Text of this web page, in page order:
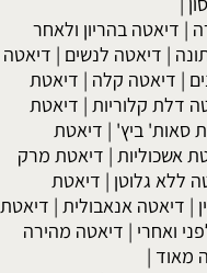
| דיאטה בהריון ולאחר
| דיאטה לנשים | דיאטה
| דיאטה קלה | דיאטת
דלת קלוריות | דיאטת
סאות' ביץ' | דיאטת
אשכוליות | דיאטת מרק
ללא גלוטן | דיאטת
| דיאטה אנאבולית | דיאטת
ואחרי | דיאטה מהירה
מאוד |